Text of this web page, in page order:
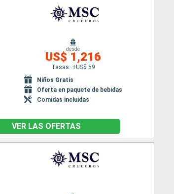
desde
US$ 1,216
Tasas: +US$ 59
Niños Gratis
Oferta en paquete de bebidas
Comidas incluidas
VER LAS OFERTAS